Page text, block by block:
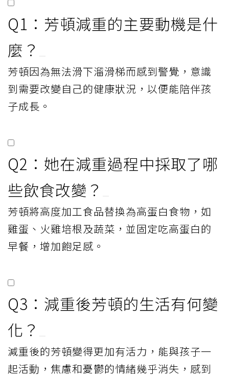
Q1：芳頓減重的主要動機是什
麼？
芳頓因為無法滑下溜滑梯而感到警覺，意識
到需要改變自己的健康狀況，以便能陪伴孩
子成長。
Q2：她在減重過程中採取了哪
些飲食改變？
芳頓將高度加工食品替換為高蛋白食物，如
雞蛋、火雞培根及蔬菜，並固定吃高蛋白的
早餐，增加飽足感。
Q3：減重後芳頓的生活有何變
化？
減重後的芳頓變得更加有活力，能與孩子一
起活動，焦慮和憂鬱的情緒幾乎消失，感到